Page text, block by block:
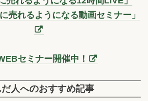
売れるようになる動画セミナー」
セミナー開催中！
人へのおすすめ記事